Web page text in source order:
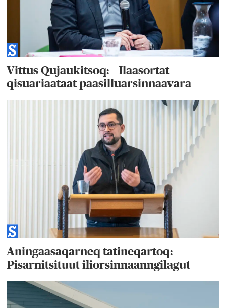
Vittus Qujaukitsoq: – Ilaasortat
qisuariaataat paasilluarsinnaavara
Aningaasaqarneq tatineqartoq:
Pisarnitsituut iliorsinnaanngilagut